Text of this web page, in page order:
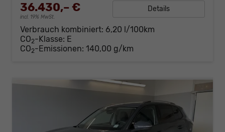
36.430,– €
incl. 19% MwSt.
Details
Verbrauch kombiniert: 6,20 l/100km
CO2-Klasse: E
CO2-Emissionen: 140,00 g/km